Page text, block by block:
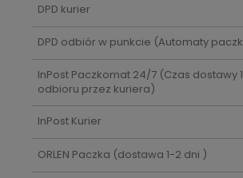
DPD kurier
DPD odbiór w punkcie (Automaty
InPost Paczkomat 24/7(Czas dostawy
odbioru przez kuriera)
InPost Kurier
ORLEN Paczka (dostawa 1-2 dni )